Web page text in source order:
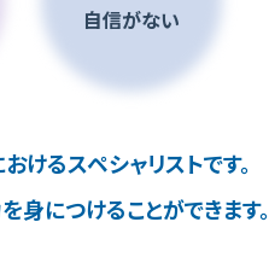
自信がない
けるスペシャリストです。
身につけることができます。